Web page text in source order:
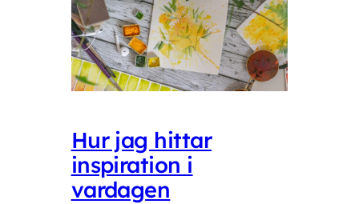
Hur jag hittar
inspiration i
vardagen